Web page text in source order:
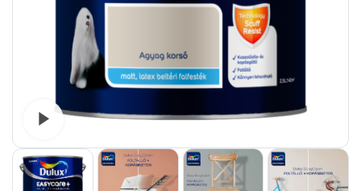
Watch video